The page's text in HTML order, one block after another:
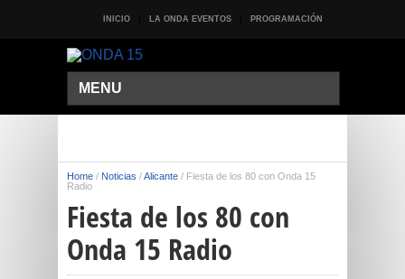
INICIO LA ONDA EVENTOS PROGRAMACIÓN
MENU
Home / Noticias /Alicante / Fiesta de los 80 con Onda 15
Radio
Fiesta de los 80 con
Onda 15 Radio